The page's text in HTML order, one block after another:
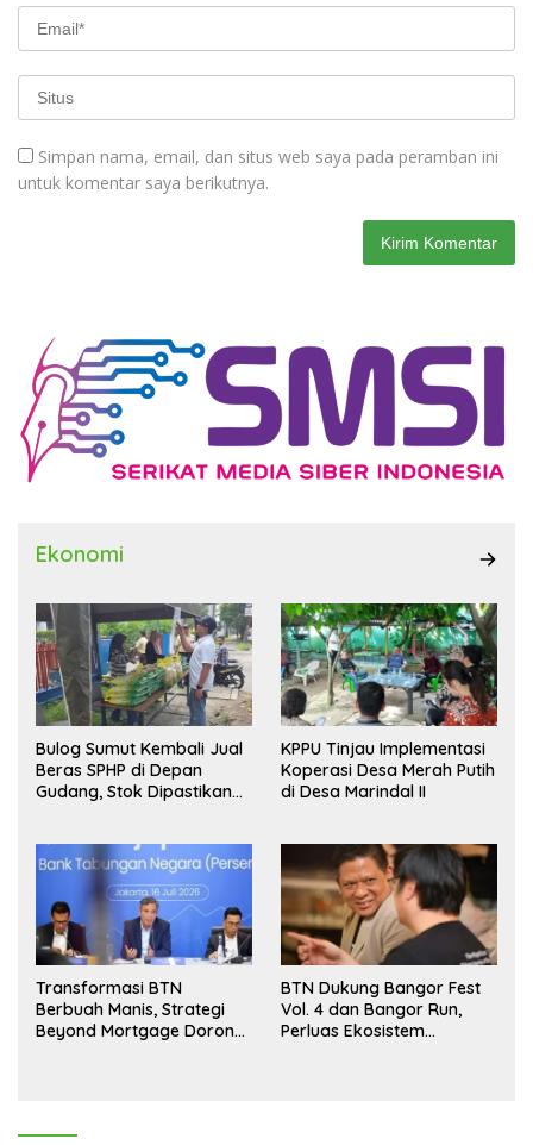
Simpan nama, email, dan situs web saya pada peramban ini
untuk komentar saya berikutnya.
Ekonomi
Bulog Sumut Kembali Jual
Beras SPHP di Depan
Gudang, Stok Dipastikan
KPPU Tinjau Implementasi
Koperasi Desa Merah Putih
di Desa Marindal II
Transformasi BTN
Berbuah Manis, Strategi
Beyond Mortgage Dorong
BTN Dukung Bangor Fest
Vol. 4 dan Bangor Run,
Perluas Ekosistem